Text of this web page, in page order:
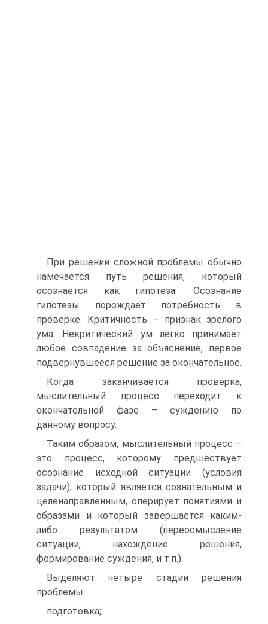
При решении сложной проблемы обычно
намечается путь решения, который
осознается как гипотеза. Осознание
гипотезы порождает потребность в
проверке. Критичность – признак зрелого
ума. Некритический ум легко принимает
любое совпадение за объяснение, первое
подвернувшееся решение за окончательное.
Когда заканчивается проверка,
мыслительный процесс переходит к
окончательной фазе – суждению по
данному вопросу.
Таким образом, мыслительный процесс –
это процесс, которому предшествует
осознание исходной ситуации (условия
задачи), который является сознательным и
целенаправленным, оперирует понятиями и
образами и который завершается каким-
либо результатом (переосмысление
ситуации, нахождение решения,
формирование суждения, и т.п.).
Выделяют четыре стадии решения
проблемы:
подготовка;